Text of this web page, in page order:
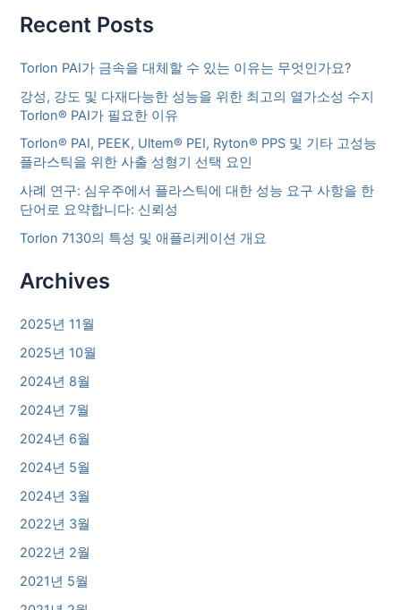
Recent Posts
Torlon PAI가 금속을 대체할 수 있는 이유는 무엇인가요?
강성, 강도 및 다재다능한 성능을 위한 최고의 열가소성 수지
Torlon® PAI가 필요한 이유
Torlon® PAI, PEEK, Ultem® PEI, Ryton® PPS 및 기타 고성능
플라스틱을 위한 사출 성형기 선택 요인
사례 연구: 심우주에서 플라스틱에 대한 성능 요구 사항을 한
단어로 요약합니다: 신뢰성
Torlon 7130의 특성 및 애플리케이션 개요
Archives
2025년 11월
2025년 10월
2024년 8월
2024년 7월
2024년 6월
2024년 5월
2024년 3월
2022년 3월
2022년 2월
2021년 5월